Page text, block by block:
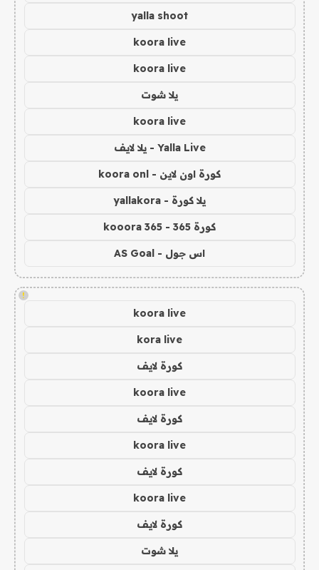
yalla shoot
koora live
koora live
يلا شوت
koora live
Yalla Live - يلا لايف
كورة اون لاين - koora onl
يلا كورة - yallakora
كورة 365 - kooora 365
اس جول - AS Goal
!
koora live
kora live
كورة لايف
koora live
كورة لايف
koora live
كورة لايف
koora live
كورة لايف
يلا شوت